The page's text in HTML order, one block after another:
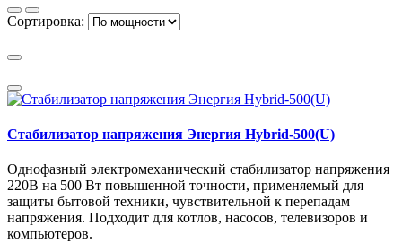
Сортировка:
Стабилизатор напряжения Энергия Hybrid-500(U)
Однофазный электромеханический стабилизатор напряжения
220В на 500 Вт повышенной точности, применяемый для
защиты бытовой техники, чувствительной к перепадам
напряжения. Подходит для котлов, насосов, телевизоров и
компьютеров.